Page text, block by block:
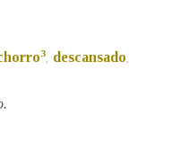
3 descansado